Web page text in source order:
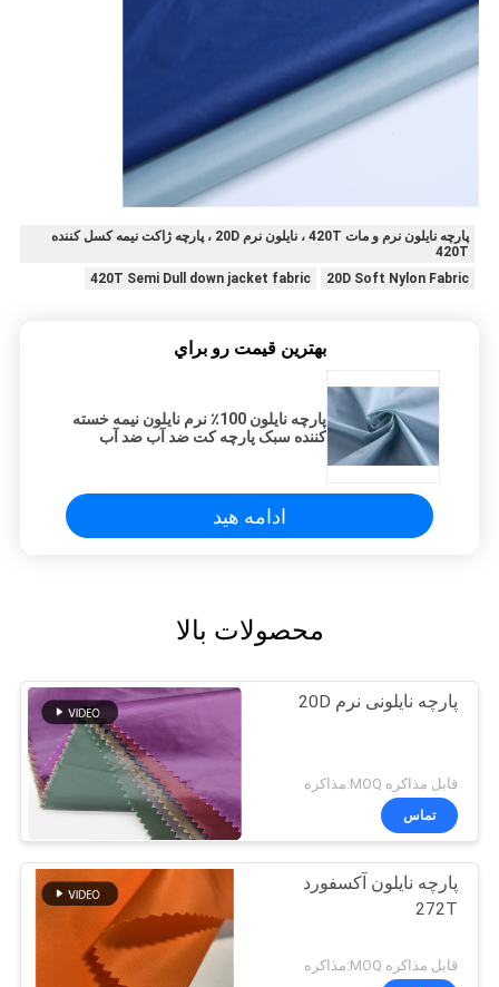
پارچه نایلون نرم و مات 420T ، نایلون نرم 20D ، پارچه ژاکت نیمه کسل کننده
420T
20D Soft Nylon Fabric
420T Semi Dull down jacket fabric
بهترين قيمت رو براي
پارچه نایلون 100٪ نرم نایلون نیمه خسته
کننده سبک پارچه کت ضد آب ضد آب
ادامه هید
محصولات بالا
پارچه نایلونی نرم 20D
قابل مذاکره MOQ:مذاکره
تماس
پارچه نایلون آکسفورد
272T
قابل مذاکره MOQ:مذاکره